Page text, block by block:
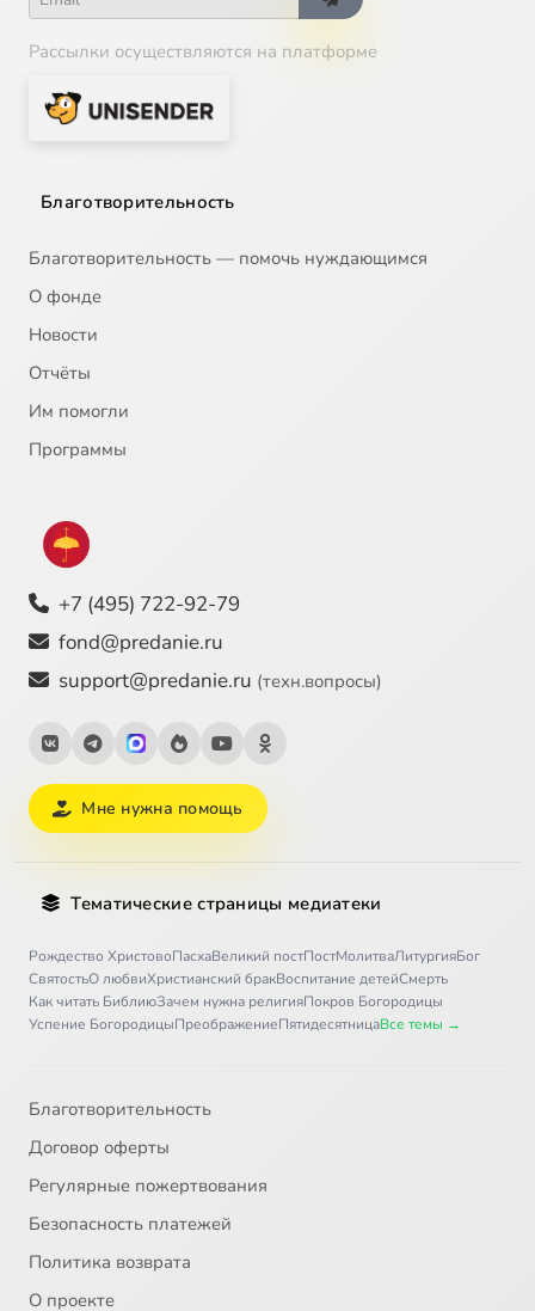
Рассылки осуществляются на платформе
Благотворительность
Благотворительность — помочь нуждающимся
О фонде
Новости
Отчёты
Им помогли
Программы
+7 (495) 722-92-79
fond@predanie.ru
support@predanie.ru (техн.вопросы)
Мне нужна помощь
Тематические страницы медиатеки
Рождество ХристовоПасхаВеликий постПостМолитваЛитургияБог
СвятостьО любвиХристианский бракВоспитание детейСмерть
Как читать БиблиюЗачем нужна религияПокров Богородицы
Успение БогородицыПреображениеПятидесятницаВсе темы →
Благотворительность
Договор оферты
Регулярные пожертвования
Безопасность платежей
Политика возврата
О проекте